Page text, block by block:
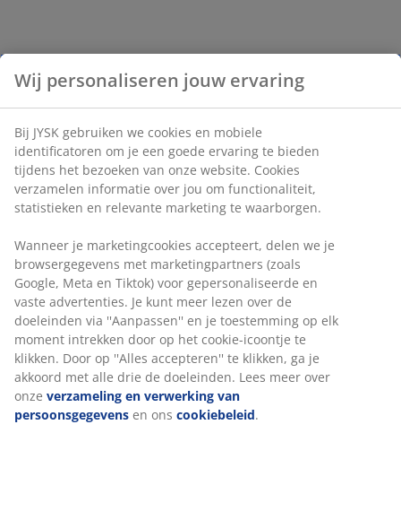
Wij personaliseren jouw ervaring
Bij JYSK gebruiken we cookies en mobiele
identificatoren om je een goede ervaring te bieden
tijdens het bezoeken van onze website. Cookies
verzamelen informatie over jou om functionaliteit,
statistieken en relevante marketing te waarborgen.
Wanneer je marketingcookies accepteert, delen we je
browsergegevens met marketingpartners (zoals
Google, Meta en Tiktok) voor gepersonaliseerde en
vaste advertenties. Je kunt meer lezen over de
doeleinden via ''Aanpassen'' en je toestemming op elk
moment intrekken door op het cookie-icoontje te
klikken. Door op ''Alles accepteren'' te klikken, ga je
akkoord met alle drie de doeleinden. Lees meer over
onze verzameling en verwerking van
persoonsgegevens en ons cookiebeleid.